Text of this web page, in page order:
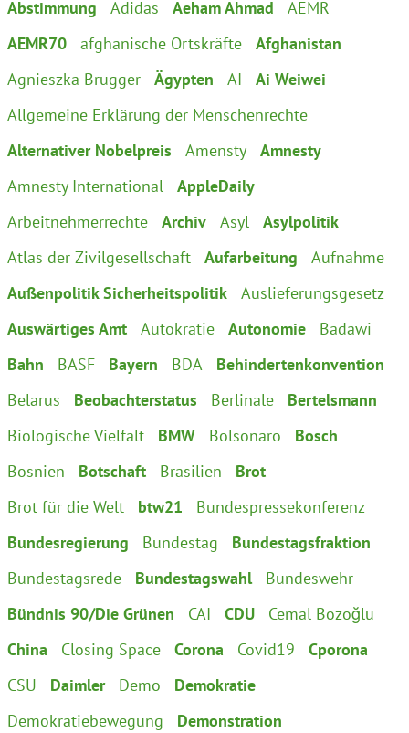
Abstimmung
Adidas Aeham Ahmad
AEMR
AEMR70
afghanische Ortskräfte
Afghanistan
Agnieszka Brugger
Ägypten AI
Ai Weiwei
Allgemeine Erklärung der Menschenrechte
Alternativer Nobelpreis
Amensty
Amnesty
Amnesty International
AppleDaily
Arbeitnehmerrechte
Archiv Asyl
Asylpolitik
Atlas der Zivilgesellschaft
Aufarbeitung
Aufnahme
Außenpolitik Sicherheitspolitik
Auslieferungsgesetz
Auswärtiges Amt
Autokratie Autonomie
Badawi
Bahn
BASF Bayern BDA
Behindertenkonvention
Belarus
Beobachterstatus Berlinale
Bertelsmann
Biologische Vielfalt
BMW Bolsonaro
Bosch
Bosnien
Botschaft Brasilien
Brot
Brot für die Welt
btw21
Bundespressekonferenz
Bundesregierung
Bundestag
Bundestagsfraktion
Bundestagsrede
Bundestagswahl
Bundeswehr
Bündnis 90/Die Grünen
CAI CDU
Cemal Bozoğlu
China
Closing Space Corona Covid19
Cporona
CSU
Daimler Demo
Demokratie
Demokratiebewegung
Demonstration